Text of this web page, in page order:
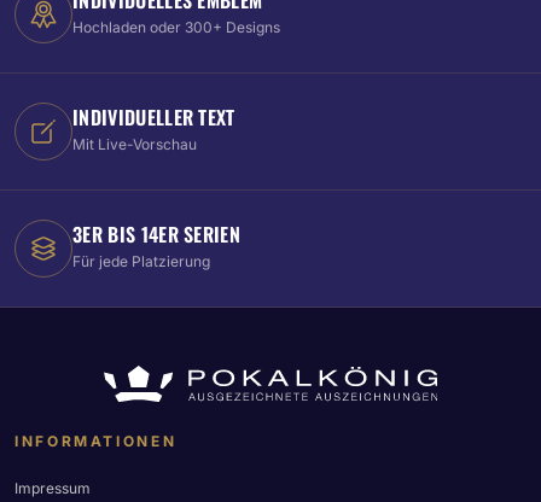
Hochladen oder 300+ Designs
INDIVIDUELLER TEXT
Mit Live-Vorschau
3ER BIS 14ER SERIEN
Für jede Platzierung
INFORMATIONEN
Impressum